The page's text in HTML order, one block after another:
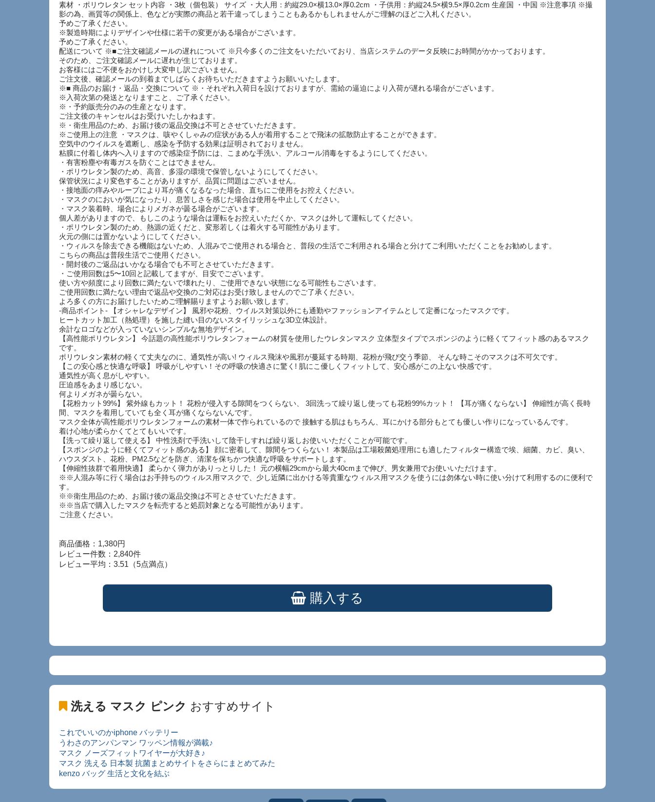
素材 ・ポリウレタン セット内容 ・3枚（個包装） サイズ ・大人用：約縦29.0×横13.0×厚0.2cm ・子供用：約縦24.5×横9.5×厚0.2cm 生産国 ・中国 ※注意事項 ※撮
影の為、画質等の関係上、色などが実際の商品と若干違ってしまうこともあるかもしれませんがご理解のほどご入札ください。
予めご了承ください。
※製造時期によりデザインや仕様に若干の変更がある場合がございます。
予めご了承ください。
配送について ※■ご注文確認メールの遅れについて ※只今多くのご注文をいただいており、当店システムのデータ反映にお時間がかかっております。
そのため、ご注文確認メールに遅れが生じております。
お客様にはご不便をおかけし大変申し訳ございません。
ご注文後、確認メールの到着までしばらくお待ちいただきますようお願いいたします。
※■ 商品のお届け・返品・交換について ※・それぞれ入荷日を設けておりますが、需給の逼迫により入荷が遅れる場合がございます。
※入荷次第の発送となりますこと、ご了承ください。
※・予約販売分のみの生産となります。
ご注文後のキャンセルはお受けいたしかねます。
※・衛生用品のため、お届け後の返品交換は不可とさせていただきます。
※ご使用上の注意 ・マスクは、咳やくしゃみの症状がある人が着用することで飛沫の拡散防止することができます。
空気中のウイルスを遮断し、感染を予防する効果は証明されておりません。
粘膜に付着し体内へ入りますので感染症予防には、こまめな手洗い、アルコール消毒をするようにしてください。
・有害粉塵や有毒ガスを防ぐことはできません。
・ポリウレタン製のため、高音、多湿の環境で保管しないようにしてください。
保管状況により変色することがありますが、品質に問題はございません。
・接地面の痒みやループにより耳が痛くなるなった場合、直ちにご使用をお控えください。
・マスクのにおいが気になったり、息苦しさを感じた場合は使用を中止してください。
・マスク装着時、場合によりメガネが曇る場合がございます。
個人差がありますので、もしこのような場合は運転をお控えいただくか、マスクは外して運転してください。
・ポリウレタン製のため、熱源の近くだと、変形若しくは着火する可能性があります。
火元の側には置かないようにしてください。
・ウィルスを除去できる機能はないため、人混みでご使用される場合と、普段の生活でご利用される場合と分けてご利用いただくことをお勧めします。
こちらの商品は普段生活でご使用ください。
・開封後のご返品はいかなる場合でも不可とさせていただきます。
・ご使用回数は5〜10回と記載してますが、目安でございます。
使い方や頻度により回数に満たないで壊れたり、ご使用できない状態になる可能性もございます。
ご使用回数に満たない理由で返品や交換のご対応はお受け致しませんのでご了承ください。
よろ多くの方にお届けしたいためご理解賜りますようお願い致します。
-商品ポイント- 【オシャレなデザイン】 風邪や花粉、ウイルス対策以外にも通勤やファッションアイテムとして定番になったマスクです。
ヒートカット加工（熱処理）を施した縫い目のないスタイリッシュな3D立体設計。
余計なロゴなどが入っていないシンプルな無地デザイン。
【高性能ポリウレタン】 今話題の高性能ポリウレタンフォームの材質を使用したウレタンマスク 立体型タイプでスポンジのように軽くてフィット感のあるマスク
です。
ポリウレタン素材の軽くて丈夫なのに、通気性が高い! ウィルス飛沫や風邪が蔓延する時期、花粉が飛び交う季節、 そんな時こそのマスクは不可欠です。
【この安心感と快適な呼吸】 呼吸がしやすい！その呼吸の快適さに驚く! 肌にこ優しくフィットして、安心感がこの上ない快感です。
通気性が高く息がしやすい。
圧迫感をあまり感じない。
何よりメガネが曇らない。
【花粉カット99%】 紫外線もカット！ 花粉が侵入する隙間をつくらない、 3回洗って繰り返し使っても花粉99%カット！ 【耳が痛くならない】 伸縮性が高く長時
間、マスクを着用していても全く耳が痛くならないんです。
マスク全体が高性能ポリウレタンフォームの素材一体で作られているので 接触する肌はもちろん、耳にかける部分もとても優しい作りになっているんです。
着け心地が柔らかくてとてもいいです。
【洗って繰り返して使える】 中性洗剤で手洗いして陰干しすれば繰り返しお使いいただくことが可能です。
【スポンジのように軽くてフィット感のある】 顔に密着して、隙間をつくらない！ 本製品は工場殺菌処理用にも適したフィルター構造で埃、細菌、カビ、臭い、
ハウスダスト、花粉、PM2.5などを防ぎ、清潔を保ちかつ快適な呼吸をサポートします。
【伸縮性抜群で着用快適】 柔らかく弾力がありっとりした！ 元の横幅29cmから最大40cmまで伸び、男女兼用でお使いいただけます。
※※人混み等に行く場合はお手持ちのウィルス用マスクで、少し近隣に出かける等貴重なウィルス用マスクを使うには勿体ない時に使い分けて利用するのに便利で
す。
※※衛生用品のため、お届け後の返品交換は不可とさせていただきます。
※※当店で購入したマスクを転売すると処罰対象となる可能性があります。
ご注意ください。
商品価格：1,380円
レビュー件数：2,840件
レビュー平均：3.51（5点満点）
購入する
洗える マスク ピンク おすすめサイト
これでいいのかiphone バッテリー
うわさのアンパンマン ワッペン情報が満載♪
マスク ノーズフィットワイヤーが大好き♪
マスク 洗える 日本製 抗菌まとめサイトをさらにまとめてみた
kenzo バッグ 生活と文化を結ぶ